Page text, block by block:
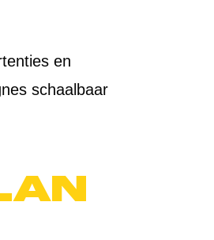
en
schaalbaar